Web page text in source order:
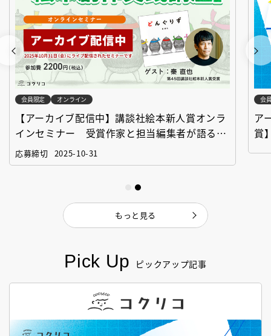
Pick Up ピックアップ記事
会員限定 オンライン
【アーカイブ配信中】講談社絵本新人賞オンラ
インセミナー 受賞作家と担当編集者が語る
「絵本創作実践講座」
応募締切 2025-10-31
会
ア
賞
もっと見る